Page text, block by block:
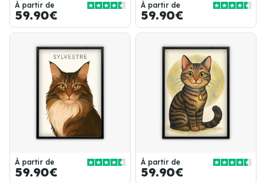
À partir de
59.90€
À partir de
59.90€
À partir de
59.90€
À partir de
59.90€